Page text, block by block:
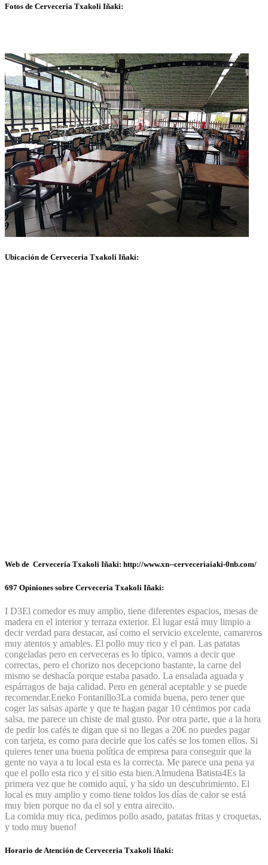
Fotos de Cerveceria Txakoli Iñaki:
Ubicación de Cerveceria Txakoli Iñaki:
Web de Cerveceria Txakoli Iñaki: http://www.xn--cerveceriaiaki-0nb.com/
697 Opiniones sobre Cerveceria Txakoli Iñaki:
I D3El comedor es muy amplio, tiene diferentes espacios, mesas de
madera en el interior y terraza exterior. El lugar está muy limpio a
decir verdad para destacar, así como el servicio excelente, camareros
muy atentos y amables. El pollo muy rico y el pan. Las patatas
congeladas pero en cerveceras es lo típico, vamos a decir que
correctas, pero el chorizo nos decepciono bastante, la carne del
mismo se deshacía porque estaba pasado. La ensalada aguada y
espárragos de baja calidad. Pero en general aceptable y se puede
recomendar.Eneko Fontanillo3La comida buena, pero tener que
coger las salsas aparte y que te hagan pagar 10 céntimos por cada
salsa, me parece un chiste de mal gusto. Por otra parte, que a la hora
de pedir los cafés te digan que si no llegas a 20€ no puedes pagar
con tarjeta, es como para decirle que los cafés se los tomen ellos. Si
quieres tener una buena política de empresa para conseguir que la
gente no vaya a tu local esta es la correcta. Me parece una pena ya
que el pollo esta rico y el sitio esta bien.Almudena Batista4Es la
primera vez que he comido aquí, y ha sido un descubrimiento. El
local es muy amplio y como tiene toldos los días de calor se está
muy bien porque no da el sol y entra airecito.
La comida muy rica, pedimos pollo asado, patatas fritas y croquetas,
y todo muy bueno!
Horario de Atención de Cerveceria Txakoli Iñaki: